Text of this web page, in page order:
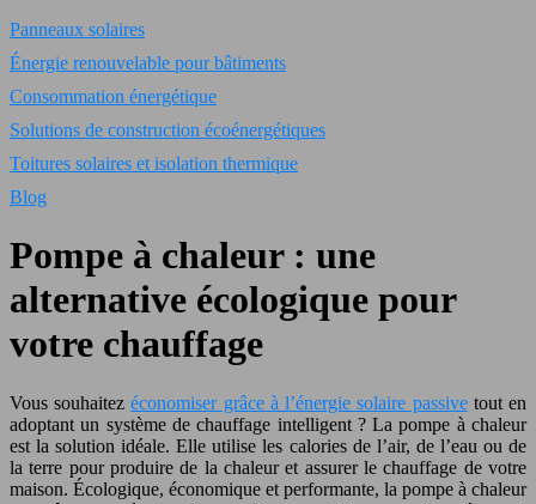
Panneaux solaires
Énergie renouvelable pour bâtiments
Consommation énergétique
Solutions de construction écoénergétiques
Toitures solaires et isolation thermique
Blog
Pompe à chaleur : une
alternative écologique pour
votre chauffage
Vous souhaitezéconomiser grâce à l’énergie solaire passivetout en
adoptant un système de chauffage intelligent ? La pompe à chaleur
est la solution idéale. Elle utilise les calories de l’air, de l’eau ou de
la terre pour produire de la chaleur et assurer le chauffage de votre
maison. Écologique, économique et performante, la pompe à chaleur